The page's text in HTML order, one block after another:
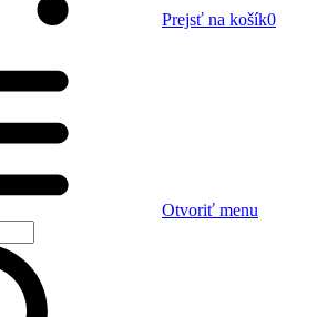
Prejsť na košík0
Otvoriť menu